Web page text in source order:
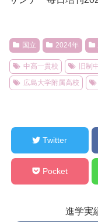
国立 2024年
中高一貫校 旧制
広島大学附属高校
Twitter
Pocket
進学実